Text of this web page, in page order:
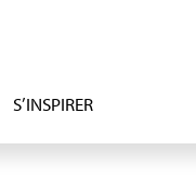
S’INSPIRER